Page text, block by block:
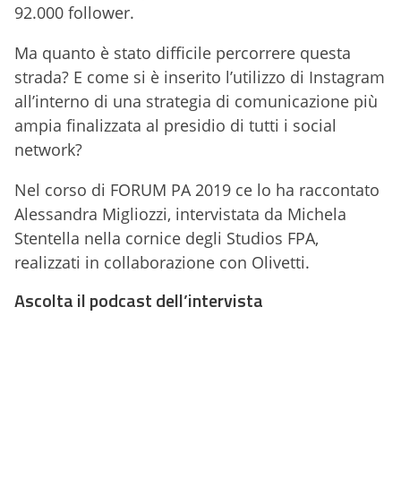
92.000 follower.
Ma quanto è stato difficile percorrere questa
strada? E come si è inserito l’utilizzo di Instagram
all’interno di una strategia di comunicazione più
ampia finalizzata al presidio di tutti i social
network?
Nel corso di FORUM PA 2019 ce lo ha raccontato
Alessandra Migliozzi, intervistata da Michela
Stentella nella cornice degli Studios FPA,
realizzati in collaborazione con Olivetti.
Ascolta il podcast dell’intervista